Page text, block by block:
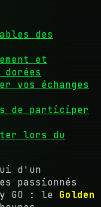
des
et
vos échanges
de participer
lors du
d'un
passionnés
GO : le Golden